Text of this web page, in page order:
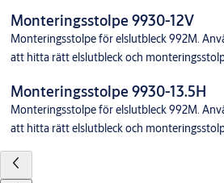
Monteringsstolpe 9930-12V
Monteringsstolpe för elslutbleck 992M.
att hitta rätt elslutbleck och
Monteringsstolpe 9930-13.5H
Monteringsstolpe för elslutbleck 992M.
att hitta rätt elslutbleck och